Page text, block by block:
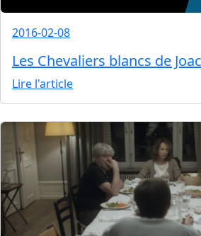
2016-02-08
Les Chevaliers blancs de
Lire l'article